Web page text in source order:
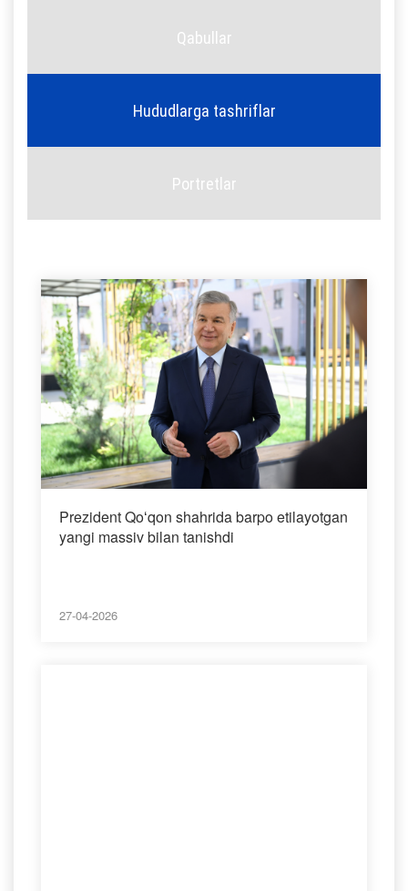
Qabullar
Hududlarga tashriflar
Portretlar
Prezident Qoʻqon shahrida barpo etilayotgan
yangi massiv bilan tanishdi
27-04-2026